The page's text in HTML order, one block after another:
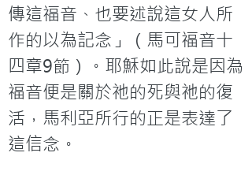
傳這福音、也要述說這女人所
作的以為記念」（馬可福音十
四章9節）。耶穌如此說是因為
福音便是關於祂的死與祂的復
活，馬利亞所行的正是表達了
這信念。